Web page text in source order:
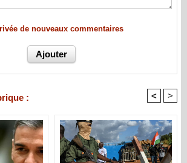
de nouveaux commentaires
: < >